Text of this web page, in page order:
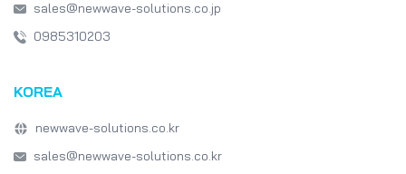
sales@newwave-solutions.co.jp
0985310203
KOREA
newwave-solutions.co.kr
sales@newwave-solutions.co.kr